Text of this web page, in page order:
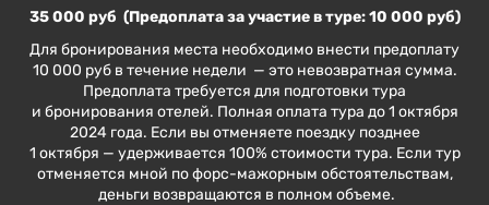
35 000 руб (Предоплата за участие в туре: 10 000 руб)
Для бронирования места необходимо внести предоплату
10 000 руб в течение недели — это невозвратная сумма.
Предоплата требуется для подготовки тура
и бронирования отелей. Полная оплата тура до 1 октября
2024 года. Если вы отменяете поездку позднее
1 октября — удерживается 100% стоимости тура. Если тур
отменяется мной по форс-мажорным обстоятельствам,
деньги возвращаются в полном объеме.